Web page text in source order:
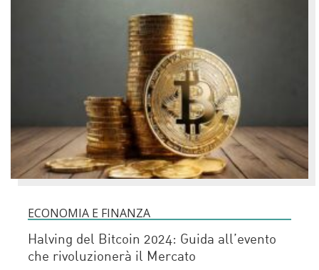
ECONOMIA E FINANZA
Halving del Bitcoin 2024: Guida all’evento
che rivoluzionerà il Mercato